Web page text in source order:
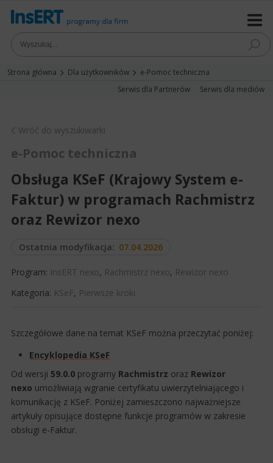
Strona główna Dla użytkowników
e-Pomoc techniczna
Serwis dla Partnerów
Serwis dla mediów
Wróć do wyszukiwarki
e-Pomoc techniczna
Obsługa KSeF (Krajowy System e-
Faktur) w programach Rachmistrz
oraz Rewizor nexo
Ostatnia modyfikacja: 07.04.2026
Program: InsERT nexo, Rachmistrz nexo, Rewizor nexo
Kategoria: KSeF, Pierwsze kroki
Szczegółowe dane na temat KSeF można przeczytać poniżej:
Encyklopedia KSeF​
Od wersji 59.0.0 programy Rachmistrz oraz Rewizor
nexo umożliwiają wgranie certyfikatu uwierzytelniającego i
komunikację z KSeF.​​ Poniżej zamieszczono najważniejsze
artykuły opisujące dostępne funkcje programów w zakresie
obsługi e-Faktur.​